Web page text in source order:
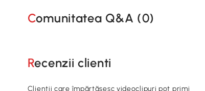
Comunitatea Q&A (0)
Recenzii clienti
Clienții care împărtășesc videoclipuri pot primi